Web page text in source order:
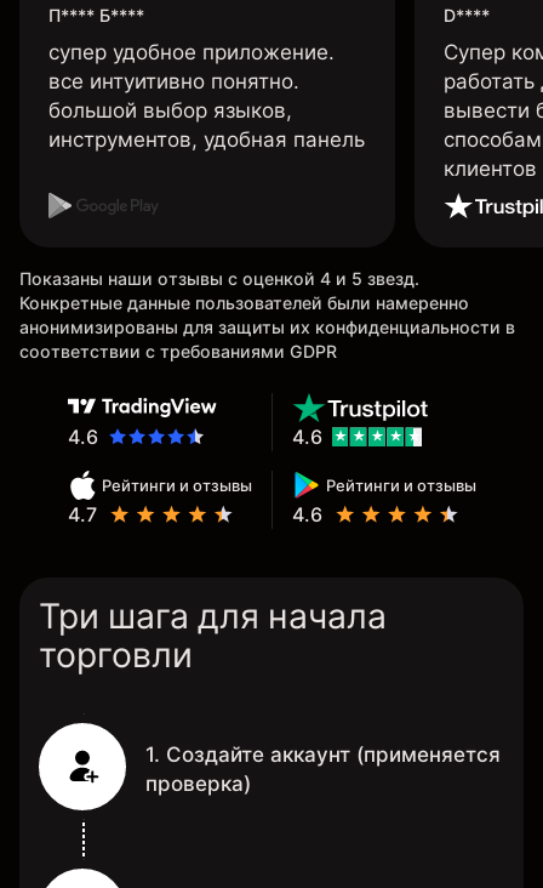
П**** Б****
супер удобное приложение.
все интуитивно понятно.
большой выбор языков,
инструментов, удобная панель
D****
Супер
вывести
Показаны наши отзывы с оценкой 4 и 5 звезд.
Конкретные данные пользователей были намеренно
анонимизированы для защиты их конфиденциальности в
соответствии с требованиями GDPR
4.6
Рейтинги и отзывы
4.7
Рейтинги и отзывы
4.6
4.6
Три шага для начала
торговли
1. Создайте аккаунт (применяется
проверка)